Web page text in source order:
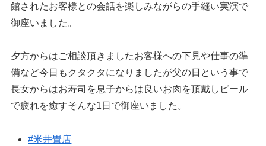
館されたお客様との会話を楽しみながらの手縫い実演で
御座いました。
夕方からはご相談頂きましたお客様への下見や仕事の準
備など今日もクタクタになりましたが父の日という事で
長女からはお寿司を息子からは良いお肉を頂戴しビール
で疲れを癒すそんな1日で御座いました。
#米井畳店